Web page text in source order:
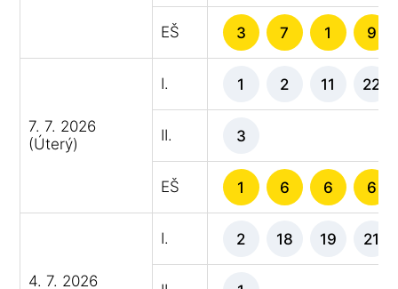
EŠ 3 7 1 9
7. 7. 2026
(Úterý)
I. 1 2 11 22
II. 3
EŠ 1 6 6 6
4. 7. 2026
I. 2 18 19 21